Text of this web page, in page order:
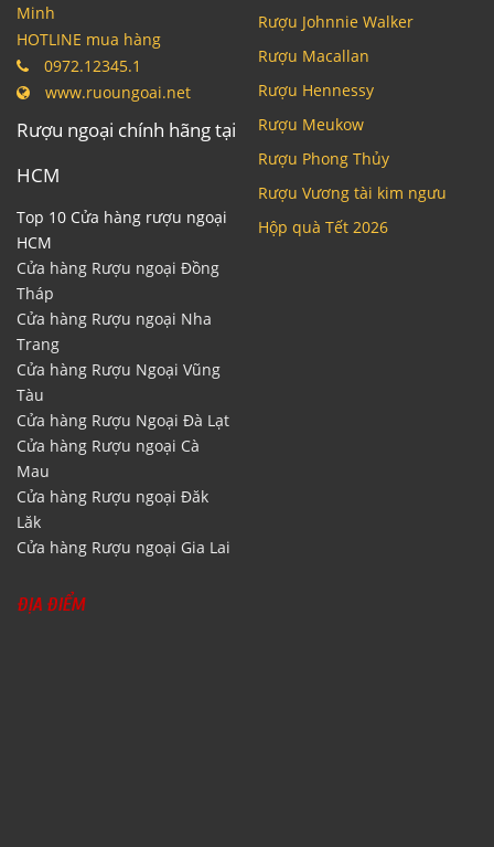
Minh
HOTLINE mua hàng
0972.12345.1
www.ruoungoai.net
Rượu ngoại chính hãng tại
HCM
Top 10 Cửa hàng rượu ngoại
HCM
Cửa hàng Rượu ngoại Đồng
Tháp
Cửa hàng Rượu ngoại Nha
Trang
Cửa hàng Rượu Ngoại Vũng
Tàu
Cửa hàng Rượu Ngoại Đà Lạt
Cửa hàng Rượu ngoại Cà
Mau
Cửa hàng Rượu ngoại Đăk
Lăk
Cửa hàng Rượu ngoại Gia Lai
Rượu Johnnie Walker
Rượu Macallan
Rượu Hennessy
Rượu Meukow
Rượu Phong Thủy
Rượu Vương tài kim ngưu
Hộp quà Tết 2026
ĐỊA ĐIỂM